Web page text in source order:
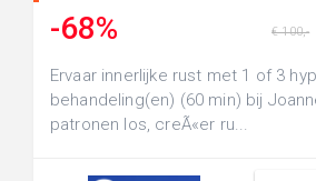
-68% € 100,-
Ervaar innerlijke rust met 1 of 3
behandeling(en) (60 min) bij
patronen los, creÃ«er ru...